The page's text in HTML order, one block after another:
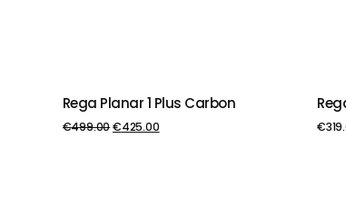
PIEVIENOT GROZAM
Rega Planar 1 Plus Carbon
€499.00€425.00 €